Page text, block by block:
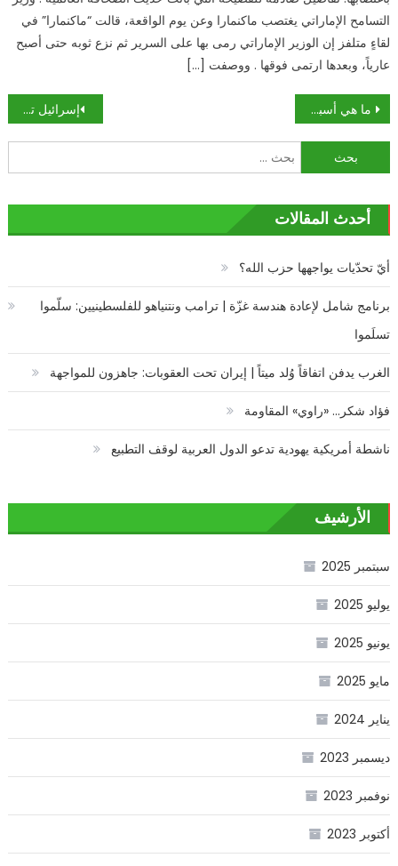
التسامح الإماراتي يغتصب ماكنمارا وعن يوم الواقعة، قالت “ماكنمارا” في
لقاءٍ متلفز إن الوزير الإماراتي رمى بها على السرير ثم نزع ثوبه حتى أصبح
عارياً، وبعدها ارتمى فوقها . ووصفت […]
تصفّح
المقالات
إسرائيل تقصف غزة ردا على استهداف بئر السبع ما هي أسباب خسارة المنتخب الإسباني أمام إنكلترا؟
البحث
عن:
أحدث المقالات
أيّ تحدّيات يواجهها حزب الله؟
برنامج شامل لإعادة هندسة غزّة | ترامب ونتنياهو للفلسطينيين: سلّموا
تسلَموا
الغرب يدفن اتفاقاً وُلد ميتاً | إيران تحت العقوبات: جاهزون للمواجهة
فؤاد شكر… «راوي» المقاومة
ناشطة أمريكية يهودية تدعو الدول العربية لوقف التطبيع
الأرشيف
سبتمبر 2025
يوليو 2025
يونيو 2025
مايو 2025
يناير 2024
ديسمبر 2023
نوفمبر 2023
أكتوبر 2023